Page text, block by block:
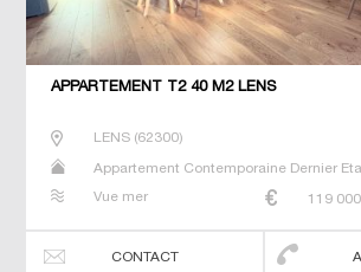
APPARTEMENT T2 40 M2 LENS
LENS(62300)
Appartement Contemporaine Dernier
Vue mer
119 000
CONTACT